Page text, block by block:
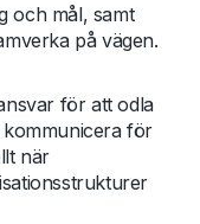
och mål, samt
på vägen.
för att odla
för
när